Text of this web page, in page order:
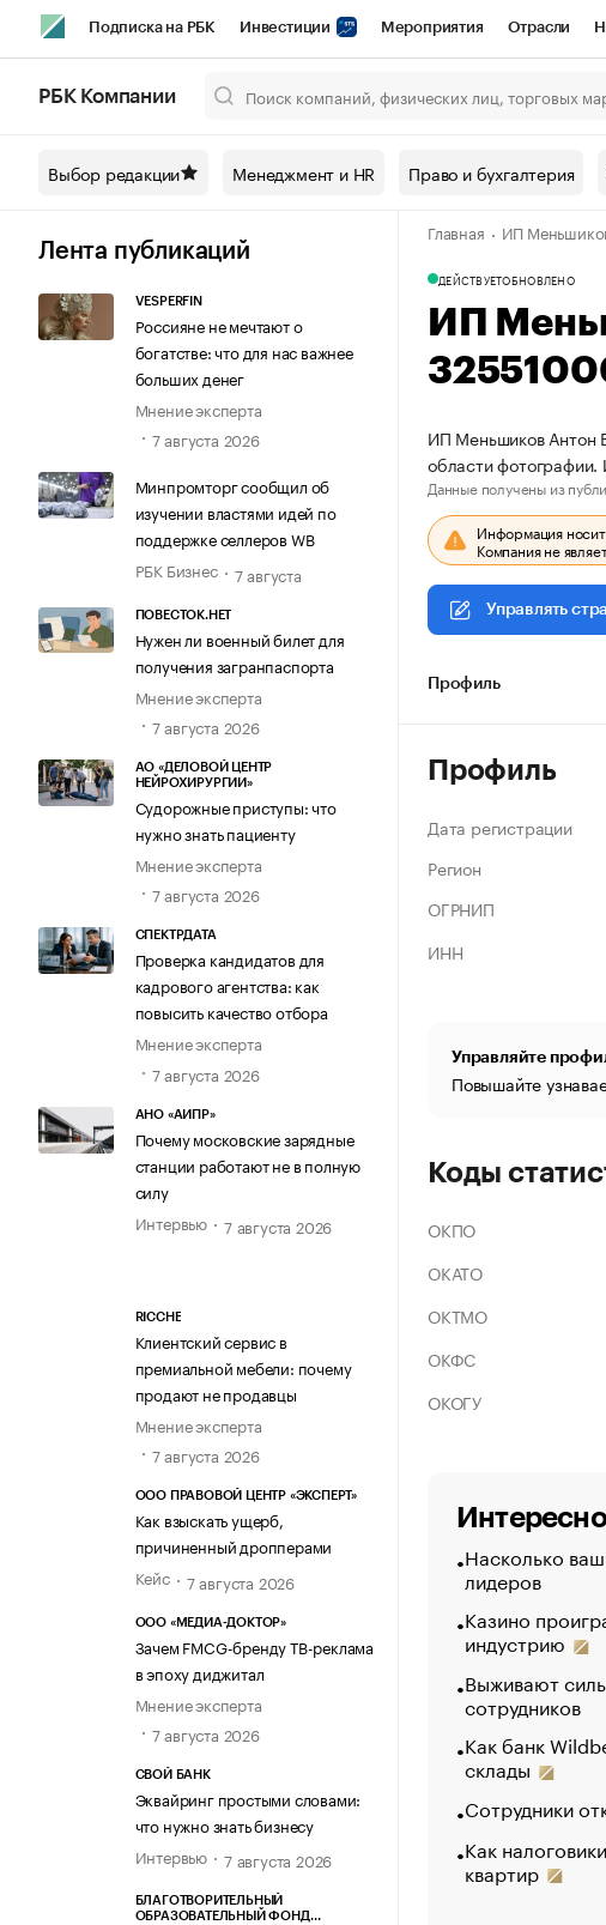
Подписка на РБК Инвестиции Мероприятия Отрасли
Спецпроекты СПб Конференции СПб Спецпроекты
Технологии и медиа Рынок наличной валюты
РБК Компании
Выбор редакции Менеджмент и HR Право и бухгалтерия
Лента публикаций
VESPERFIN
Россияне не мечтают о
богатстве: что для нас важнее
больших денег
Мнение эксперта
7 августа 2026
Минпромторг сообщил об
изучении властями идей по
поддержке селлеров WB
РБК Бизнес
7 августа
ПОВЕСТОК.НЕТ
Нужен ли военный билет для
получения загранпаспорта
Мнение эксперта
7 августа 2026
АО «ДЕЛОВОЙ ЦЕНТР
НЕЙРОХИРУРГИИ»
Судорожные приступы: что
нужно знать пациенту
Мнение эксперта
7 августа 2026
СПЕКТРДАТА
Проверка кандидатов для
кадрового агентства: как
повысить качество отбора
Мнение эксперта
7 августа 2026
АНО «АИПР»
Почему московские зарядные
станции работают не в полную
силу
Интервью
7 августа 2026
RICCHE
Клиентский сервис в
премиальной мебели: почему
продают не продавцы
Мнение эксперта
7 августа 2026
ООО ПРАВОВОЙ ЦЕНТР «ЭКСПЕРТ»
Как взыскать ущерб,
причиненный дропперами
Кейс
7 августа 2026
ООО «МЕДИА-ДОКТОР»
Зачем FMCG-бренду ТВ-реклама
в эпоху диджитал
Мнение эксперта
7 августа 2026
СВОЙ БАНК
Эквайринг простыми словами:
что нужно знать бизнесу
Интервью
7 августа 2026
БЛАГОТВОРИТЕЛЬНЫЙ
ОБРАЗОВАТЕЛЬНЫЙ ФОНД
Главная ИП
ДЕЙСТВУЕТОБНОВЛЕНО
ИП
ИП Меньшиков Антон
области
Данные получены из
Информация носит
Компания не
Управлять
Профиль
Профиль
Дата регистрации
Регион
ОГРНИП
ИНН
Управляйте
Повышайте
Коды
ОКПО
ОКАТО
ОКТМО
ОКФС
ОКОГУ
Насколько
лидеров
Казино
индустрию
Выживают
сотрудников
Как банк
склады
Сотрудники
Как
квартир